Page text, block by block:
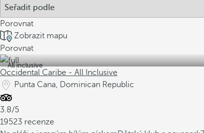
Porovnat
Zobrazit mapu
Porovnat
All inclusive
Occidental Caribe - All Inclusive
Punta Cana, Dominican Republic
3.8/5
19523 recenze